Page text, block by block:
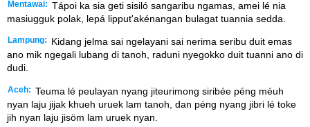
Mentawai: Tápoi ka sia geti sisiló sangaribu ngamas, amei lé nia
masiugguk polak, lepá lipput'akénangan bulagat tuannia sedda.
Lampung:
Kidang jelma sai ngelayani sai nerima seribu duit emas
ano mik ngegali lubang di tanoh, raduni nyegokko duit tuanni ano di
dudi.
Aceh: Teuma lé peulayan nyang jiteurimong siribée péng méuh
nyan laju jijak khueh uruek lam tanoh, dan péng nyang jibri lé toke
jih nyan laju jisöm lam uruek nyan.